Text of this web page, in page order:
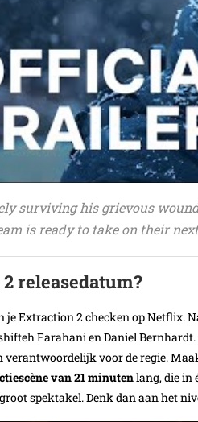
surviving his grievous
is ready to take on their
releasedatum?
je Extraction 2 checken op Netflix.
Farahani en Daniel
voor de regie.
van 21 minutenlang, die in
spektakel. Denk dan aan het